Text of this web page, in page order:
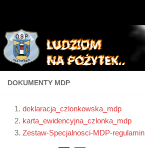
DOKUMENTY MDP
deklaracja_czlonkowska_mdp
karta_ewidencyjna_czlonka_mdp
Zestaw-Specjalnosci-MDP-regulamin